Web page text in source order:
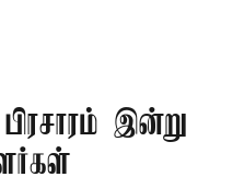
இன்று